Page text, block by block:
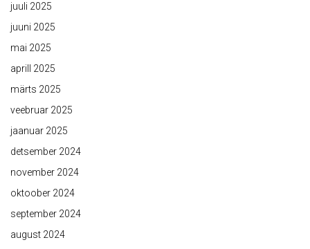
juuli 2025
juuni 2025
mai 2025
aprill 2025
märts 2025
veebruar 2025
jaanuar 2025
detsember 2024
november 2024
oktoober 2024
september 2024
august 2024